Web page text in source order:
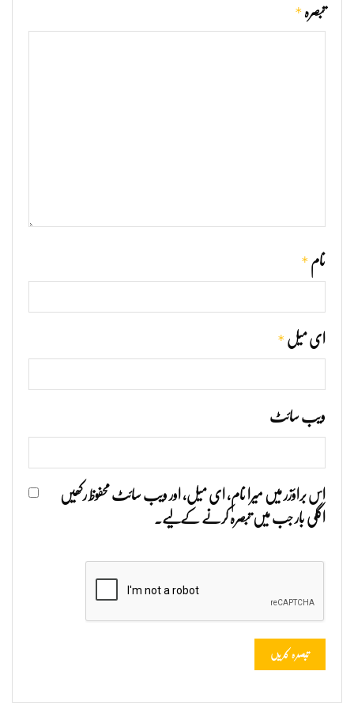
تبصرہ *
نام *
ای میل *
ویب‌ سائٹ
اس براؤزر میں میرا نام، ای میل، اور ویب سائٹ محفوظ رکھیں
اگلی بار جب میں تبصرہ کرنے کےلیے۔